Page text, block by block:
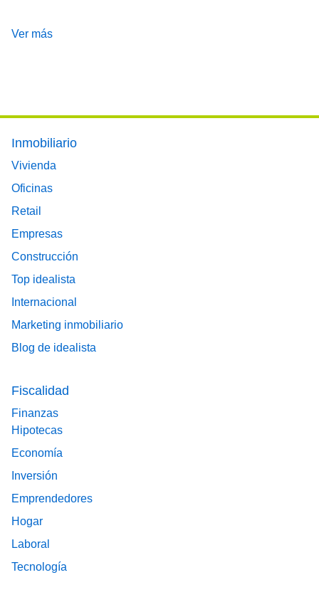
Ver más
Footer main menu
Inmobiliario
Vivienda
Oficinas
Retail
Empresas
Construcción
Top idealista
Internacional
Marketing inmobiliario
Blog de idealista
Fiscalidad
Finanzas
Hipotecas
Economía
Inversión
Emprendedores
Hogar
Laboral
Tecnología